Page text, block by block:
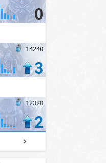
0
14240
3
12320
2